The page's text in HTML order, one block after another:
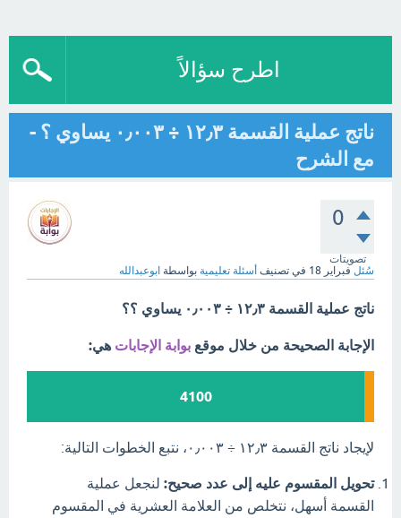
اطرح سؤالاً
ناتج عملية القسمة ١٢٫٣ ÷ ٠٫٠٠٣ يساوي ؟ -
مع الشرح
0
تصويتات
سُئل فبراير 18 في تصنيف أسئلة تعليمية بواسطة ابوعبدالله
ناتج عملية القسمة ١٢٫٣ ÷ ٠٫٠٠٣ يساوي ؟؟
الإجابة الصحيحة من خلال موقع بوابة الإجابات هي:
4100
لإيجاد ناتج القسمة ١٢٫٣ ÷ ٠٫٠٠٣، نتبع الخطوات التالية:
تحويل المقسوم عليه إلى عدد صحيح: لنجعل عملية
القسمة أسهل، نتخلص من العلامة العشرية في المقسوم